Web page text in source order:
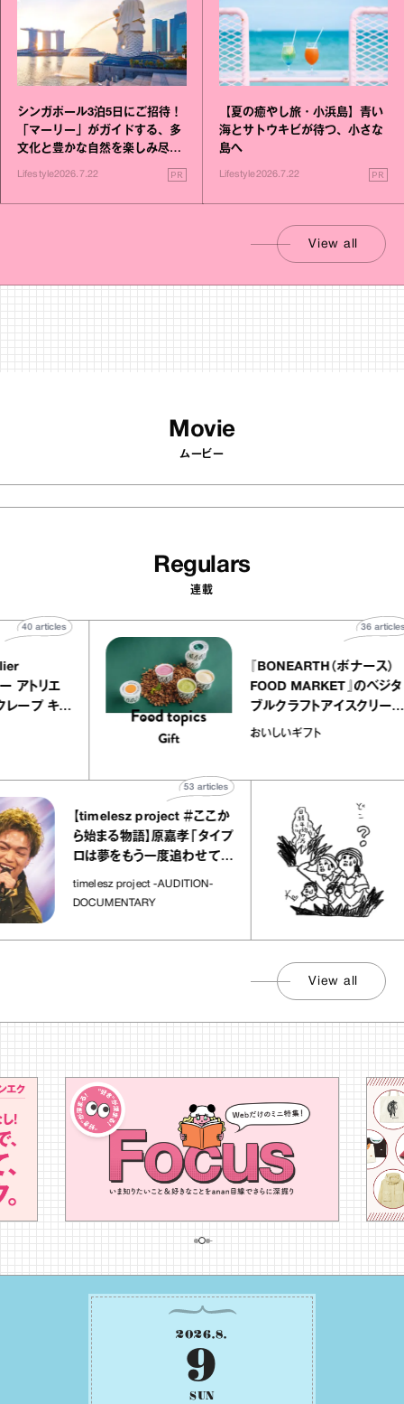
シンガポール3泊5日にご招待！
「マーリー」がガイドする、多
文化と豊かな自然を楽しみ尽く
Lifestyle2026.7.22 PR
【夏の癒やし旅・小浜島】青い
海とサトウキビが待つ、小さな
島へ
Lifestyle2026.7.22 PR
View all
Movie
ムービー
Regulars
連載
atelier
クアリー アトリエ
のミルクレープ キャ
40
『BONEARTH（ボ
FOOD MARKET』
ブルクラフトアイス
｜真野知子の「お
おいしいギフト
【timelesz project ＃ここか
ら始まる物語】原嘉孝「タイプ
ロは夢をもう一度追わせてく
れた場所」
timelesz project -AUDITION-
DOCUMENTARY
articles
「日
社会の
View all
2026.8.
9
SUN